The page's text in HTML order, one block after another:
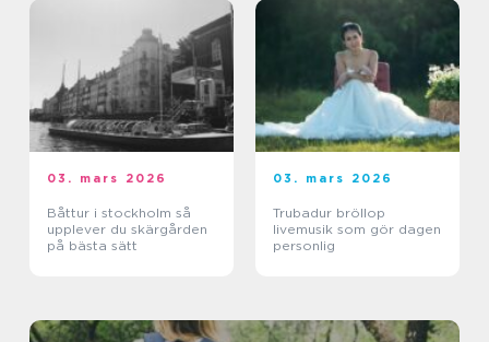
03. mars 2026
Båttur i stockholm så
upplever du skärgården
på bästa sätt
03. mars 2026
Trubadur bröllop
livemusik som gör dagen
personlig